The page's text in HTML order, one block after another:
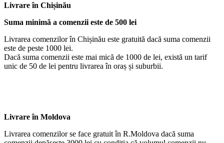
Livrareîn Chișinău
Suma minimă a comenzii este de 500 lei
Livrarea comenzilor în Chișinău este gratuită dacă suma comenzii
este de peste 1000 lei.
Dacă suma comenzii este mai mică de 1000 de lei, există un tarif
unic de 50 de lei pentru livrarea în oraș și suburbii.
Livrare în Moldova
Livrarea comenzilor se face gratuit în R.Moldova dacă suma